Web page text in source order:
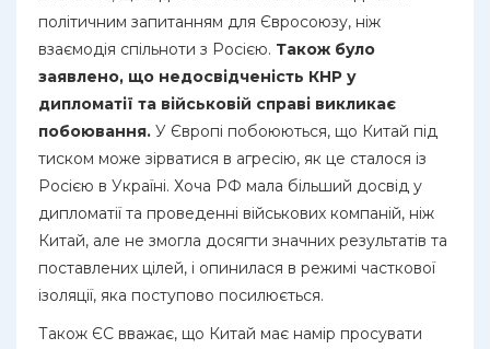
політичним запитанням для Євросоюзу, ніж
взаємодія спільноти з Росією. Також було
заявлено, що недосвідченість КНР у
дипломатії та військовій справі викликає
побоювання. У Європі побоюються, що Китай під
тиском може зірватися в агресію, як це сталося із
Росією в Україні. Хоча РФ мала більший досвід у
дипломатії та проведенні військових компаній, ніж
Китай, але не змогла досягти значних результатів та
поставлених цілей, і опинилася в режимі часткової
ізоляції, яка поступово посилюється.
Також ЄС вважає, що Китай має намір просувати